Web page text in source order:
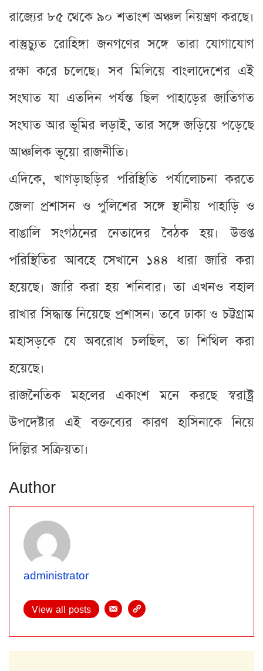
রাজ্যের ৮৫ থেকে ৯০ শতাংশ অঞ্চল নিয়ন্ত্রণ করছে।
বাস্তুচ্যুত রোহিঙ্গা জনগণের সঙ্গে তারা যোগাযোগ
রক্ষা করে চলেছে। সব মিলিয়ে বাংলাদেশের এই
সংঘাত যা এতদিন পর্যন্ত ছিল পাহাড়ের জাতিগত
সংঘাত আর ভূমির লড়াই, তার সঙ্গে জড়িয়ে পড়েছে
আঞ্চলিক ভূয়ো রাজনীতি।
এদিকে, খাগড়াছড়ির পরিস্থিতি পর্যালোচনা করতে
জেলা প্রশাসন ও পুলিশের সঙ্গে স্থানীয় পাহাড়ি ও
বাঙালি সংগঠনের নেতাদের বৈঠক হয়। উত্তপ্ত
পরিস্থিতির আবহে সেখানে ১৪৪ ধারা জারি করা
হয়েছে। জারি করা হয় শনিবার। তা এখনও বহাল
রাখার সিদ্ধান্ত নিয়েছে প্রশাসন। তবে ঢাকা ও চট্টগ্রাম
মহাসড়কে যে অবরোধ চলছিল, তা শিথিল করা
হয়েছে।
রাজনৈতিক মহলের একাংশ মনে করছে স্বরাষ্ট্র
উপদেষ্টার এই বক্তব্যের কারণ হাসিনাকে নিয়ে
দিল্লির সক্রিয়তা।
Author
administrator
View all posts